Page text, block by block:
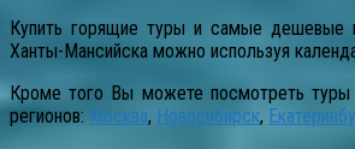
Купить горящие туры и самые дешевые
Ханты-Мансийска можно используя
Кроме того Вы можете посмотреть
регионов: Москва, Новосибирск,